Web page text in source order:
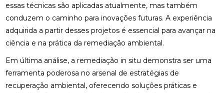
essas técnicas são aplicadas atualmente, mas também
conduzem o caminho para inovações futuras. A experiência
adquirida a partir desses projetos é essencial para avançar na
ciência e na prática da remediação ambiental.
Em última análise, a remediação in situ demonstra ser uma
ferramenta poderosa no arsenal de estratégias de
recuperação ambiental, oferecendo soluções práticas e